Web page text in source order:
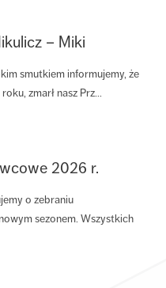
– Miki
smutkiem informujemy, że
zmarł nasz Prz...
2026 r.
o zebraniu
sezonem. Wszystkich